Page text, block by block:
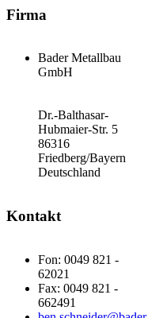
Firma
Bader Metallbau
GmbH
Dr.-Balthasar-
Hubmaier-Str. 5
86316
Friedberg/Bayern
Deutschland
Kontakt
Fon: 0049 821 -
62021
Fax: 0049 821 -
662491